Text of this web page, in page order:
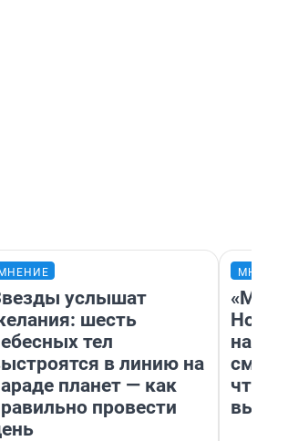
МНЕНИЕ
услышат
шесть
тел
в линию на
планет — как
провести
«Мы